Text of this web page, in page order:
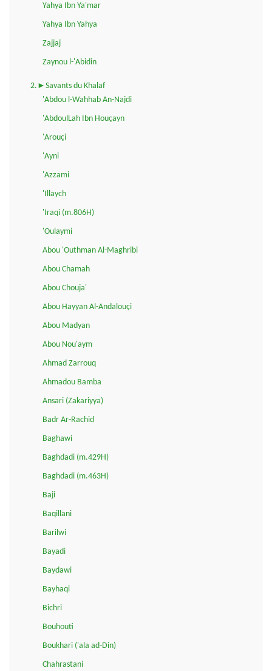
Yahya Ibn Ya'mar
Yahya Ibn Yahya
Zajjaj
Zaynou l-'Abidin
2.►Savants du Khalaf
'Abdou l-Wahhab An-Najdi
'AbdoulLah Ibn Houçayn
'Arouçi
'Ayni
'Azzami
'Illaych
'Iraqi (m.806H)
'Oulaymi
Abou 'Outhman Al-Maghribi
Abou Chamah
Abou Chouja'
Abou Hayyan Al-Andalouçi
Abou Madyan
Abou Nou'aym
Ahmad Zarrouq
Ahmadou Bamba
Ansari (Zakariyya)
Badr Ar-Rachid
Baghawi
Baghdadi (m.429H)
Baghdadi (m.463H)
Baji
Baqillani
Barilwi
Bayadi
Baydawi
Bayhaqi
Bichri
Bouhouti
Boukhari ('ala ad-Din)
Chahrastani